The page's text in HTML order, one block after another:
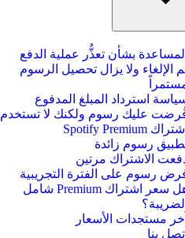
المساعدة بشأن تعذُّر عملية الدفع
الإلغاء ولا يزال تحصيل الرسوم
استرداد المبلغ المدفوع
عليك رسوم ولكنك لا تستخدم
اشتراك Spotify Premium
رسوم زائدة
الاشتراك مرتين
رسوم على الفترة التجريبية
هل سعر اشتراك Premium شامل
الضريبة؟
آخر مستجدات الأسعار
اتصل بنا